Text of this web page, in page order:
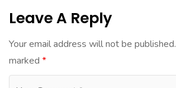
Leave A Reply
Your email address will not be published.
marked *